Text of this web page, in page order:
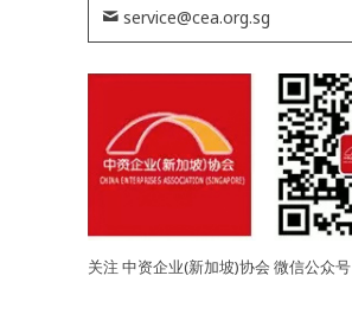
service@cea.org.sg
关注 中资企业(新加坡)协会 微信公众号